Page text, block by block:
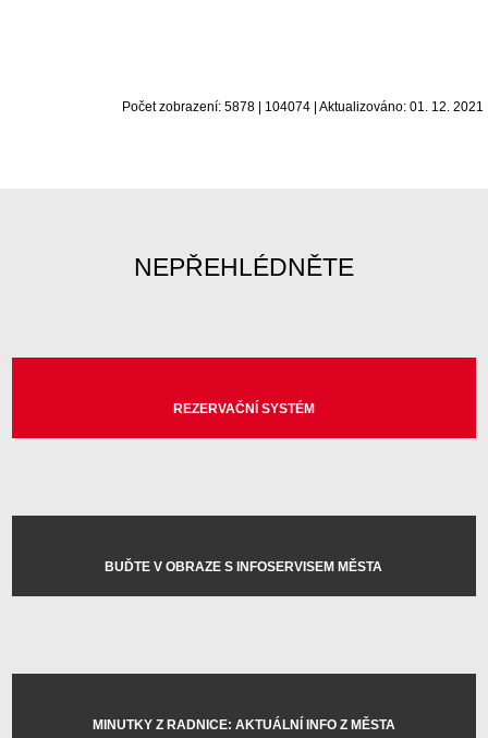
Počet zobrazení: 5878 | 104074 | Aktualizováno: 01. 12. 2021
NEPŘEHLÉDNĚTE
REZERVAČNÍ SYSTÉM
BUĎTE V OBRAZE S INFOSERVISEM MĚSTA
MINUTKY Z RADNICE: AKTUÁLNÍ INFO Z MĚSTA